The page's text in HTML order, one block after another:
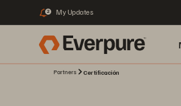
2 My Updates
Partners Certificación